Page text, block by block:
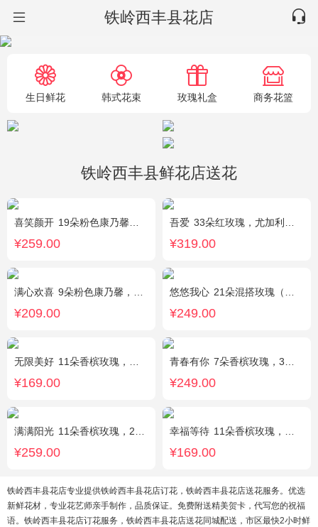
铁岭西丰县花店
生日鲜花 韩式花束 玫瑰礼盒 商务花篮
铁岭西丰县鲜花店送花
喜笑颜开 19朵粉色康乃馨，2枝多头白百合，满天星、绿叶搭配
¥259.00
吾爱 33朵红玫瑰，尤加利绿叶搭配
¥319.00
满心欢喜 9朵粉色康乃馨，2朵粉玫瑰，桔梗、满天星、绿叶搭配
¥209.00
悠悠我心 21朵混搭玫瑰（粉玫瑰+紫玫瑰），绿叶搭配
¥249.00
无限美好 11朵香槟玫瑰，桔梗、小花、绿叶搭配
¥169.00
青春有你 7朵香槟玫瑰，3朵向日葵，一个绣球，桔梗、配花、配草搭配
¥249.00
满满阳光 11朵香槟玫瑰，2朵向日葵，1个蓝色绣球，配花、桔梗、绿叶搭配
¥259.00
幸福等待 11朵香槟玫瑰，桔梗、满天星、绿叶搭配
¥169.00
铁岭西丰县花店专业提供铁岭西丰县花店订花，铁岭西丰县花店送花服务。优选
新鲜花材，专业花艺师亲手制作，品质保证。免费附送精美贺卡，代写您的祝福
语。铁岭西丰县花店订花服务，铁岭西丰县花店送花同城配送，市区最快2小时鲜